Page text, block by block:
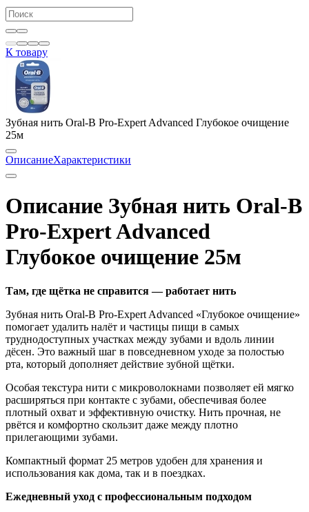
К товару
Зубная нить Oral-B Pro-Expert Advanced Глубокое очищение
25м
ОписаниеХарактеристики
Описание Зубная нить Oral-B
Pro-Expert Advanced
Глубокое очищение 25м
Там, где щётка не справится — работает нить
Зубная нить Oral-B Pro-Expert Advanced «Глубокое очищение»
помогает удалить налёт и частицы пищи в самых
труднодоступных участках между зубами и вдоль линии
дёсен. Это важный шаг в повседневном уходе за полостью
рта, который дополняет действие зубной щётки.
Особая текстура нити с микроволокнами позволяет ей мягко
расширяться при контакте с зубами, обеспечивая более
плотный охват и эффективную очистку. Нить прочная, не
рвётся и комфортно скользит даже между плотно
прилегающими зубами.
Компактный формат 25 метров удобен для хранения и
использования как дома, так и в поездках.
Ежедневный уход с профессиональным подходом